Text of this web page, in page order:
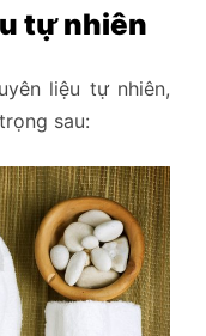
tự nhiên
liệu tự nhiên,
sau: